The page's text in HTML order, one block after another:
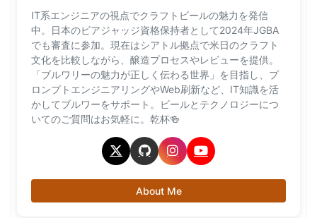
IT系エンジニアの視点でクラフトビールの魅力を発信
中。日本のビアジャッジ資格保持者として2024年JGBA
でも審査に参加。現在はシアトル拠点で米日のクラフト
文化を比較しながら、醸造プロセスやレビューを提供。
「ブルワリーの魅力が正しく伝わる世界」を目指し、プ
ロンプトエンジニアリングやWeb刷新など、IT知識を活
かしてブルワーをサポート。ビールとテクノロジーにつ
いてのご質問はお気軽に。乾杯🍻
About Me